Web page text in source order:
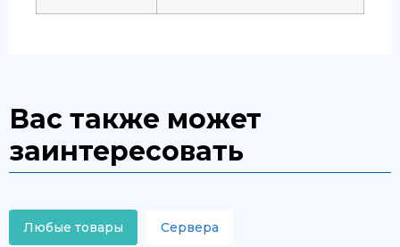
Вас также может
заинтересовать
Любые товары Сервера